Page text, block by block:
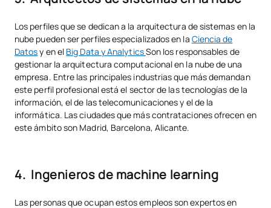
Los perfiles que se dedican a la arquitectura de sistemas en la
nube pueden ser perfiles especializados en la Ciencia de
Datosy en el Big Data y AnalyticsSon los responsables de
gestionar la arquitectura computacional en la nube de una
empresa. Entre las principales industrias que más demandan
este perfil profesional está el sector de las tecnologías de la
información, el de las telecomunicaciones y el de la
informática. Las ciudades que más contrataciones ofrecen en
este ámbito son Madrid, Barcelona, Alicante.
4. Ingenieros de machine learning
Las personas que ocupan estos empleos son expertos en